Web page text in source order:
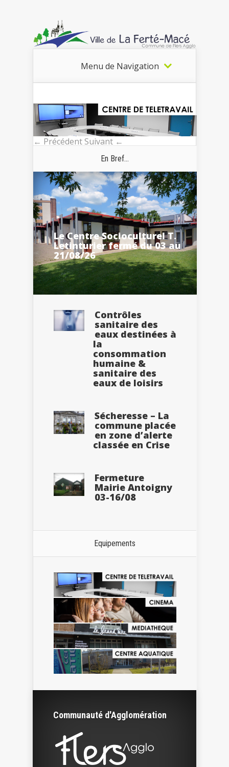
Menu de Navigation
← Précédent Suivant ←
En Bref...
Le Centre Socioculturel T.
Letinturier fermé du 03 au
21/08/26
Contrôles
sanitaire des
eaux destinées à
la
consommation
humaine &
sanitaire des
eaux de loisirs
Sécheresse – La
commune placée
en zone d’alerte
classée en Crise
Fermeture
Mairie Antoigny
03-16/08
Equipements
Communauté d'Agglomération